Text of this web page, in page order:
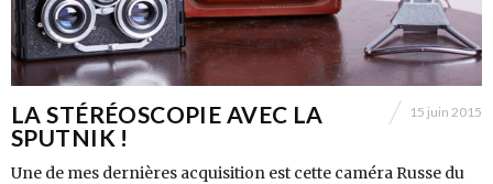
LA STÉRÉOSCOPIE AVEC LA
SPUTNIK !
15 juin 2015
Une de mes dernières acquisition est cette caméra Russe du